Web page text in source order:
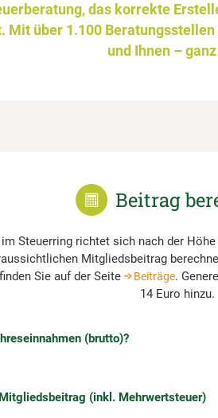
das korrekte
Mit über 1.100
und Ihnen –
Beitrag
Steuerring richtet sich nach der
Mitgliedsbeitrag
Sie auf der Seite
Beiträge.
14 Euro hinzu.
(brutto)?
(inkl. Mehrwertsteuer)